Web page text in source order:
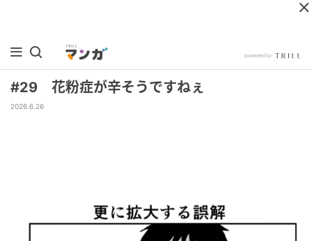
#29 花粉症が辛そうですねぇ
2026.6.26